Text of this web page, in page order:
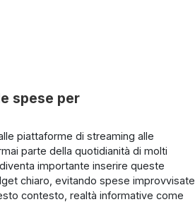
spese per
piattaforme di streaming alle
parte della quotidianità di molti
importante inserire queste
chiaro, evitando spese improvvisate
contesto, realtà informative come